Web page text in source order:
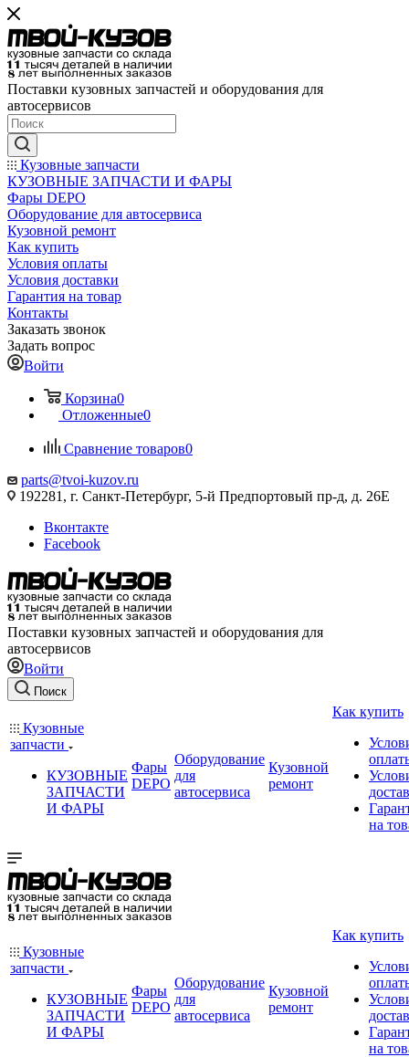
Поставки кузовных запчастей и оборудования для
автосервисов
Кузовные запчасти
КУЗОВНЫЕ ЗАПЧАСТИ И ФАРЫ
Фары DEPO
Оборудование для автосервиса
Кузовной ремонт
Как купить
Условия оплаты
Условия доставки
Гарантия на товар
Контакты
Заказать звонок
Задать вопрос
Войти
Корзина0
Отложенные0
Сравнение товаров0
parts@tvoi-kuzov.ru
192281, г. Санкт-Петербург, 5-й Предпортовый пр-д, д. 26Е
Вконтакте
Facebook
Поставки кузовных запчастей и оборудования для
автосервисов
Войти
Поиск
Кузовные
запчасти
КУЗОВНЫЕ
ЗАПЧАСТИ
И ФАРЫ
Фары
DEPO
Оборудование
для
автосервиса
Кузовной
ремонт
Как купить
на
Кузовные
запчасти
КУЗОВНЫЕ
ЗАПЧАСТИ
И ФАРЫ
Фары
DEPO
Оборудование
для
автосервиса
Кузовной
ремонт
Как купить
на